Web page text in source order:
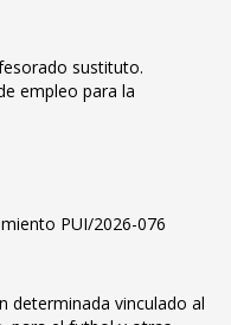
sustituto.
empleo para la
PUI/2026-076
determinada vinculado al